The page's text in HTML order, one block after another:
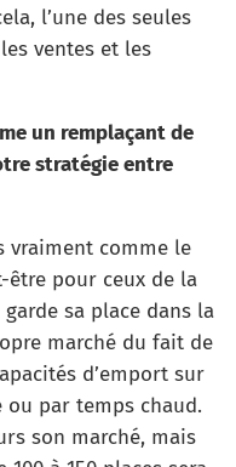
l’une des seules
ventes et les
un remplaçant de
stratégie entre
vraiment comme le
être pour ceux de la
garde sa place dans la
marché du fait de
d’emport sur
par temps chaud.
son marché, mais